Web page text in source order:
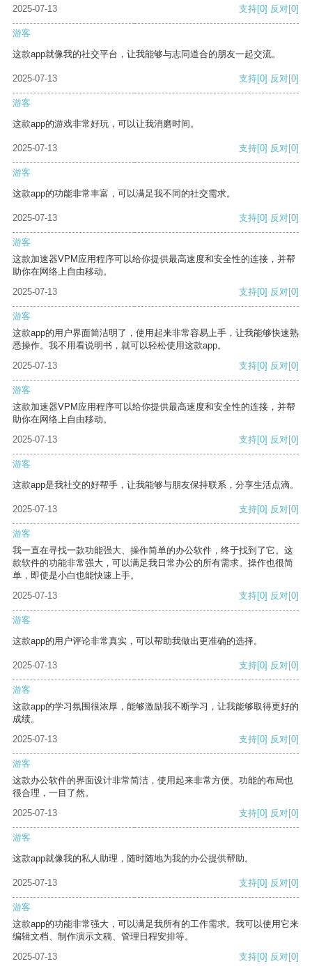
2025-07-13 支持[0] 反对[0]
游客
这款app就像我的社交平台，让我能够与志同道合的朋友一起交流。
2025-07-13 支持[0] 反对[0]
游客
这款app的游戏非常好玩，可以让我消磨时间。
2025-07-13 支持[0] 反对[0]
游客
这款app的功能非常丰富，可以满足我不同的社交需求。
2025-07-13 支持[0] 反对[0]
游客
这款加速器VPM应用程序可以给你提供最高速度和安全性的连接，并帮
助你在网络上自由移动。
2025-07-13
支持[0] 反对[0]
游客
这款app的用户界面简洁明了，使用起来非常容易上手，让我能够快速熟
悉操作。我不用看说明书，就可以轻松使用这款app。
2025-07-13
支持[0] 反对[0]
游客
这款加速器VPM应用程序可以给你提供最高速度和安全性的连接，并帮
助你在网络上自由移动。
2025-07-13
支持[0] 反对[0]
游客
这款app是我社交的好帮手，让我能够与朋友保持联系，分享生活点滴。
2025-07-13 支持[0] 反对[0]
游客
我一直在寻找一款功能强大、操作简单的办公软件，终于找到了它。这
款软件的功能非常强大，可以满足我日常办公的所有需求。操作也很简
单，即使是小白也能快速上手。
2025-07-13
支持[0] 反对[0]
游客
这款app的用户评论非常真实，可以帮助我做出更准确的选择。
2025-07-13 支持[0] 反对[0]
游客
这款app的学习氛围很浓厚，能够激励我不断学习，让我能够取得更好的
成绩。
2025-07-13
支持[0] 反对[0]
游客
这款办公软件的界面设计非常简洁，使用起来非常方便。功能的布局也
很合理，一目了然。
2025-07-13
支持[0] 反对[0]
游客
这款app就像我的私人助理，随时随地为我的办公提供帮助。
2025-07-13 支持[0] 反对[0]
游客
这款app的功能非常强大，可以满足我所有的工作需求。我可以使用它来
编辑文档、制作演示文稿、管理日程安排等。
2025-07-13
支持[0] 反对[0]